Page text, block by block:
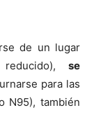
de un lugar
se
para las
N95), también